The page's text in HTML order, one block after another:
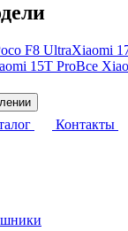
F8 UltraXiaomi
15T ProВсе
Контакты